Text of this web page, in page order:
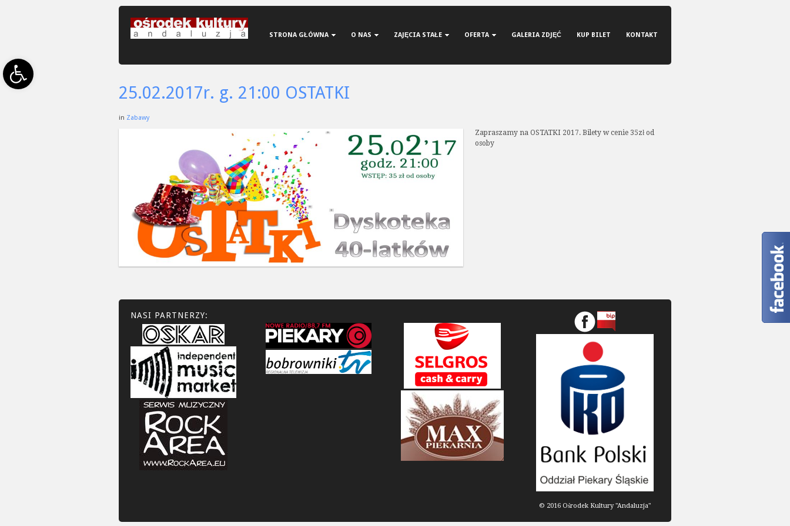
Open toolbar
STRONA GŁÓWNA O NAS ZAJĘCIA STAŁE OFERTA GALERIA ZDJĘĆ KUP BILET KONTAKT
25.02.2017r. g. 21:00 OSTATKI
in Zabawy
Zapraszamy na OSTATKI 2017. Bilety w cenie 35zł od
osoby
NASI PARTNERZY:
© 2016 Ośrodek Kultury "Andaluzja"